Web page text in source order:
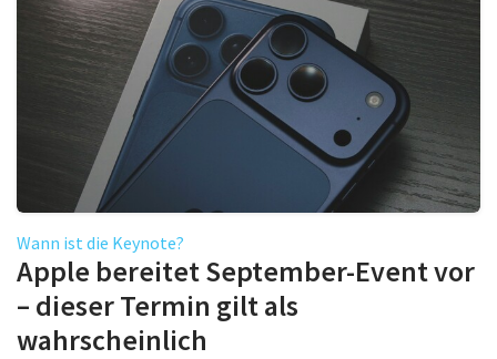
Wann ist die Keynote?
Apple bereitet September-Event vor
– dieser Termin gilt als
wahrscheinlich